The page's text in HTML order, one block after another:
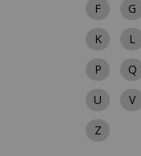
F
G
K
L
P
Q
U
V
Z